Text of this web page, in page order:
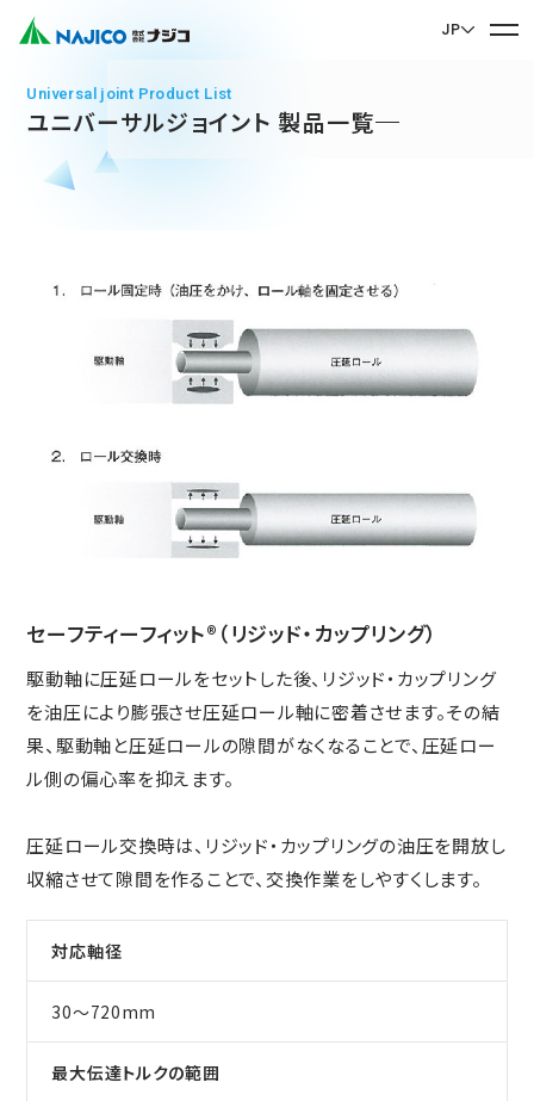
JP
ホーム
会社案内 TOP
社長メッセージ
会社概要
拠点・グループ会社
90周年記念楽曲「そして輝ける未来へ」
事業紹介
事業紹介 TOP
モビリティソリューション事業
台車関連部品
ディーゼル車両用部品
運転室・客室設備関連部品
その他
DPU
インダストリアルマシナリ事業
ユニバーサルジョイント
事例/製品紹介
アフターサービスへの取り組み
新たな取り組み
熱交換器
事例/製品紹介
サステナビリティ
SDGs
お問い合わせ
お問い合わせ TOP
鉄道車両部品関連に関して
ユニバーサルジョイント／セーフティーフィット®／熱交換
器に関して
(インダストリアルマシナリ事業)
その他
新卒採用に関して
キャリア採用に関して
採用情報
サイトマップ
資料ダウンロード
CN
ユニバーサルジョイント 製品一覧
Universal joint Product List
セーフティーフィット®（リジッド・カップリング）
駆動軸に圧延ロールをセットした後、リジッド・カップリング
を油圧により膨張させ圧延ロール軸に密着させます。その結
果、駆動軸と圧延ロールの隙間がなくなることで、圧延ロー
ル側の偏心率を抑えます。
圧延ロール交換時は、リジッド・カップリングの油圧を開放し
収縮させて隙間を作ることで、交換作業をしやすくします。
対応軸径
30～720mm
最大伝達トルクの範囲